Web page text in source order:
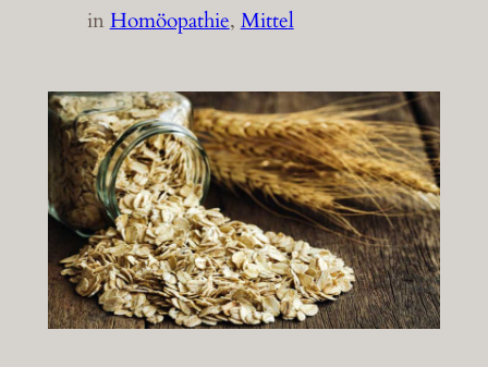
inHomöopathie, Mittel